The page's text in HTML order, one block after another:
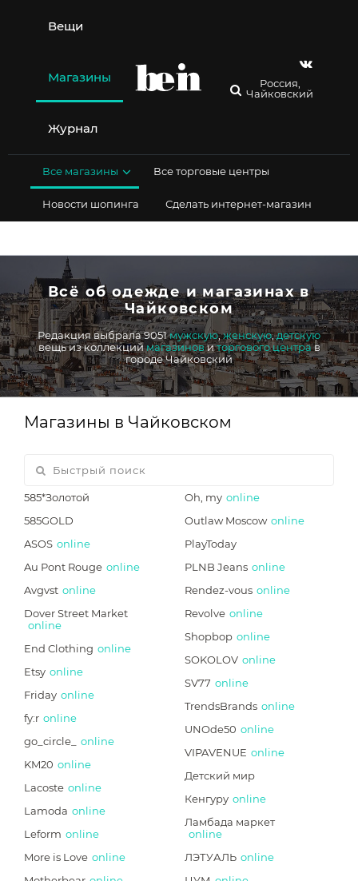
содержимому
Вещи
Магазины
Журнал
Россия,
Чайковский
Все магазины Все торговые центры
Новости шопинга Сделать интернет-магазин
Всё об одежде и магазинах в
Чайковском
Редакция выбрала 9051мужскую,женскую,детскую
вещь из коллекциймагазиновиторгового центрав
городе Чайковский
Магазины в Чайковском
585*Золотой
585GOLD
ASOS online
Au Pont Rouge online
Avgvst online
Dover Street Market
online
End Clothing online
Etsy online
Friday online
fy:r online
go_circle_
online
KM20 online
Lacoste online
Lamoda online
Leform online
More is Love online
Oh, my online
Outlaw Moscow online
PlayToday
PLNB Jeans online
Rendez-vous online
Revolve online
Shopbop online
SOKOLOV online
SV77 online
TrendsBrands online
UNOde50 online
VIPAVENUE online
Детский мир
Кенгуру online
Ламбада маркет
online
ЛЭТУАЛЬ online